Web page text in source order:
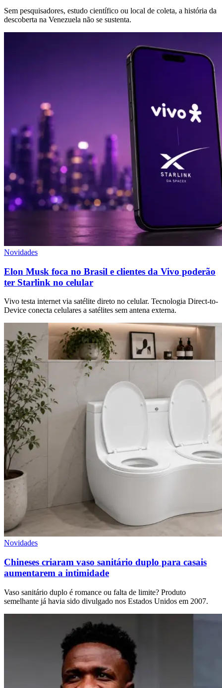
Sem pesquisadores, estudo científico ou local de coleta, a história da
descoberta na Venezuela não se sustenta.
Novidades
Elon Musk foca no Brasil e clientes da Vivo poderão
ter Starlink no celular
Vivo testa internet via satélite direto no celular. Tecnologia Direct-to-
Device conecta celulares a satélites sem antena externa.
Novidades
Chineses criaram vaso sanitário duplo para casais
aumentarem a intimidade
Vaso sanitário duplo é romance ou falta de limite? Produto
semelhante já havia sido divulgado nos Estados Unidos em 2007.